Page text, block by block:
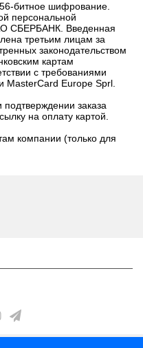
битное шифрование.
персональной
СБЕРБАНК. Введенная
третьим лицам за
законодательством
картам
с требованиями
MasterCard Europe Sprl.
заказа
на оплату картой.
компании (только для